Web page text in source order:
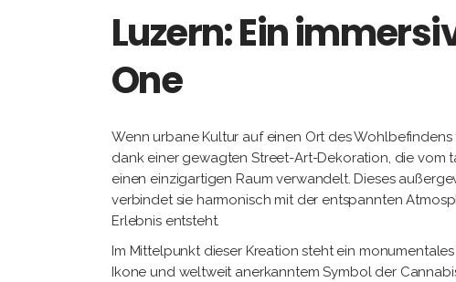
Luzern: Ein
One
Wenn urbane Kultur auf einen Ort des
dank einer gewagten Street-Art-Dekoration, die vom
einen einzigartigen Raum verwandelt. Dieses
verbindet sie harmonisch mit der entspannten
Erlebnis entsteht.
Im Mittelpunkt dieser Kreation steht ein
Ikone und weltweit anerkanntem Symbol der